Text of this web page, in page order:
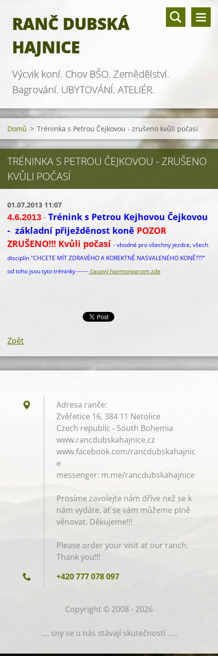
RANČ DUBSKÁ
HAJNICE
Výcvik koní. Chov BŠO. Zemědělství.
Bagrování. UBYTOVÁNÍ. ATELIÉR.
Domů > Tréninka s Petrou Čejkovou - zrušeno kvůli počasí
TRÉNINKA S PETROU ČEJKOVOU - ZRUŠENO
KVŮLI POČASÍ
01.07.2013 11:07
4.6.2013 - Trénink s Petrou Kejhovou Čejkovou
- základní přiježděnost koně POZOR
ZRUŠENO!!! Kvůli počasí - vhodné pro všechny jezdce, všech
disciplín "CHCETE MÍT ZDRAVÉHO A KOREKTNĚ NASVALENÉHO KONĚ???"
od toho jsou tyto tréninky ------časový harmonogram zde
Zpět
Adresa ranče:
Zvěřetice 16, 384 11 Netolice
Czech republic - South Bohemia
www.rancdubskahajnice.cz
www.facebook.com/rancdubskahajnic
e
messenger: m.me/rancdubskahajnice
Prosíme zavolejte nám dříve než se k
nám vydáte, ať se vám můžeme plně
věnovat. Děkujeme!!!
Please order your visit at our ranch.
Thank you!!!
+420 777 078 097
Copyright © 2008 - 2026
.... sny se u nás stávají skutečností .....